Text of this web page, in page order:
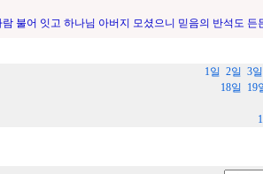
불어 잇고 하나님 아버지 모셨으니 믿음의 반석도
1일 2일 3일
18일
19